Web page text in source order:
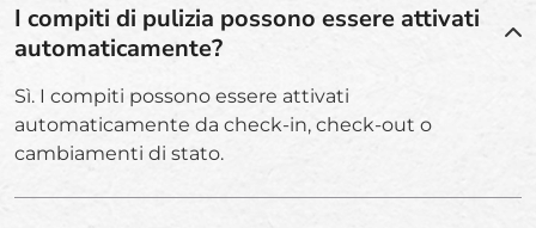
I compiti di pulizia possono essere attivati
automaticamente?
Sì. I compiti possono essere attivati
automaticamente da check-in, check-out o
cambiamenti di stato.